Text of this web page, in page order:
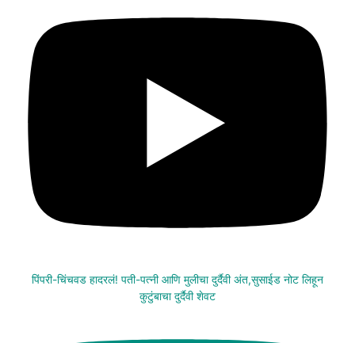
पिंपरी-चिंचवड हादरलं! पती-पत्नी आणि मुलीचा दुर्दैवी अंत,सुसाईड नोट लिहून
कुटुंबाचा दुर्दैवी शेवट